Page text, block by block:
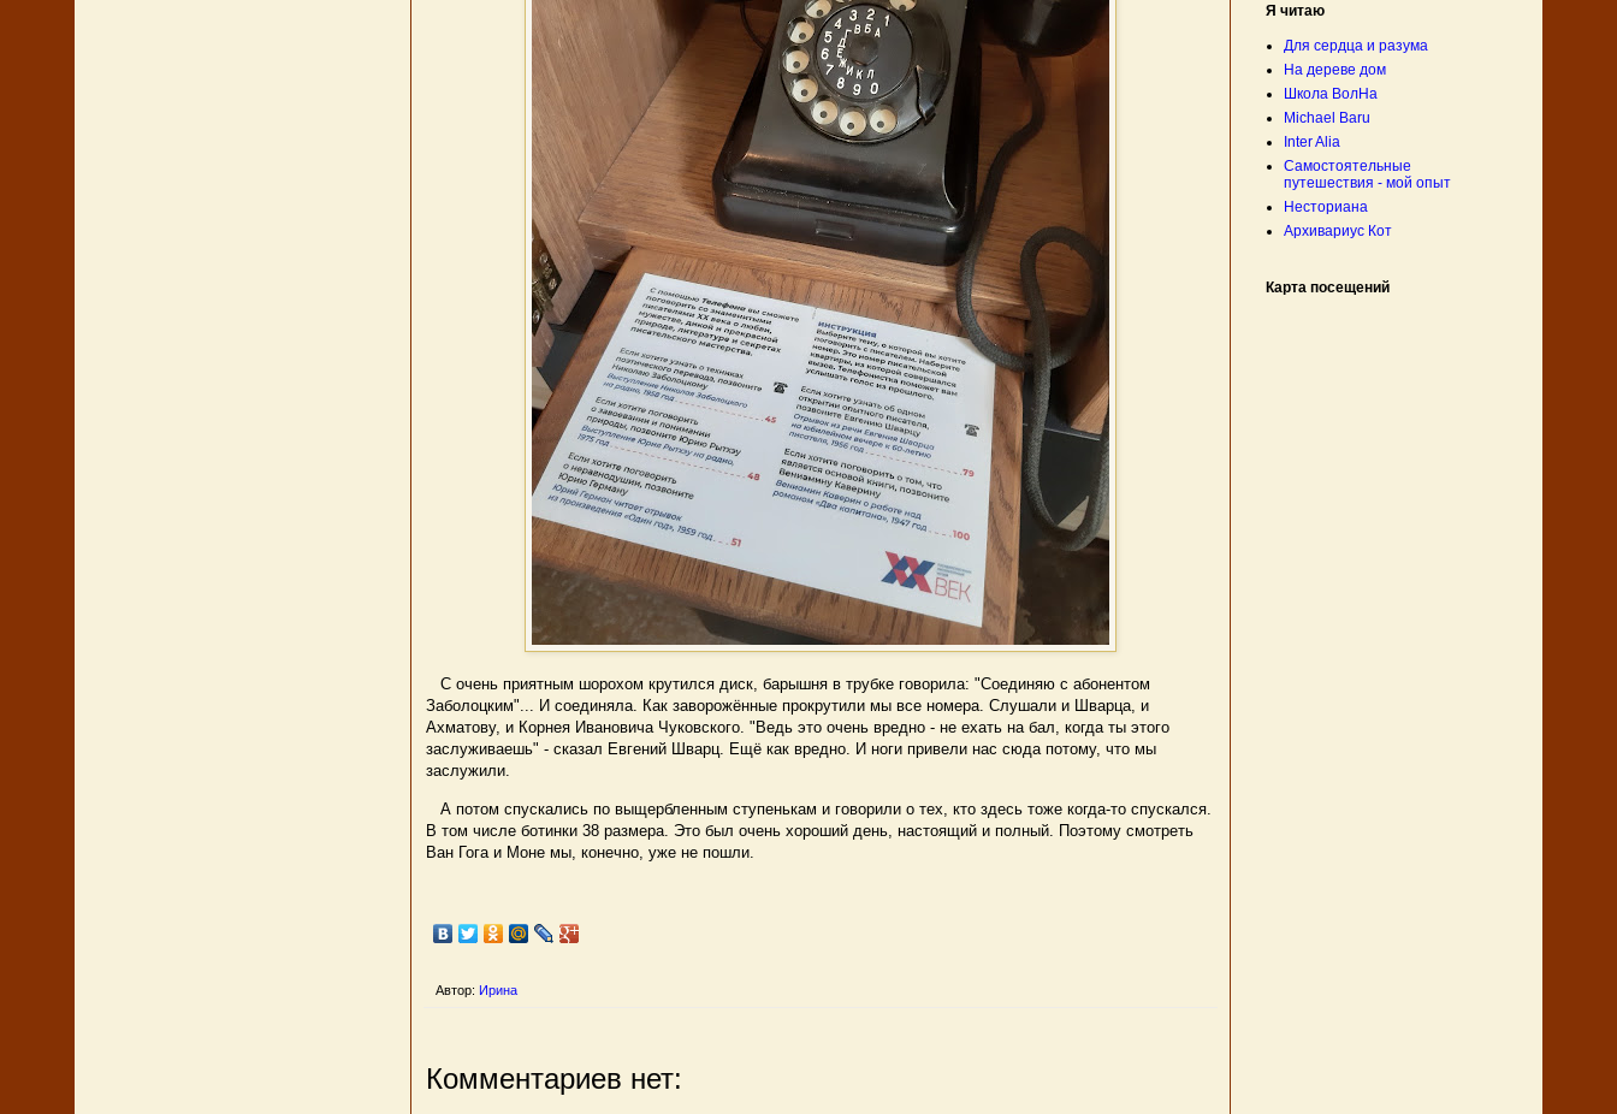
С очень приятным шорохом крутился диск, барышня в трубке говорила: "Соединяю с абонентом
Заболоцким"... И соединяла. Как заворожённые прокрутили мы все номера. Слушали и Шварца, и
Ахматову, и Корнея Ивановича Чуковского. "Ведь это очень вредно - не ехать на бал, когда ты этого
заслуживаешь" - сказал Евгений Шварц. Ещё как вредно. И ноги привели нас сюда потому, что мы
заслужили.
А потом спускались по выщербленным ступенькам и говорили о тех, кто здесь тоже когда-то спускался.
В том числе ботинки 38 размера. Это был очень хороший день, настоящий и полный. Поэтому смотреть
Ван Гога и Моне мы, конечно, уже не пошли.
Автор: Ирина
Комментариев нет:
Я читаю
Для сердца и разума
На дереве дом
Школа ВолНа
Michael Baru
Inter Alia
Самостоятельные
путешествия - мой опыт
Несториана
Архивариус Кот
Карта посещений